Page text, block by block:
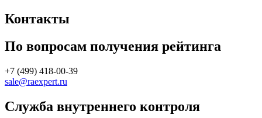
Контакты
По вопросам получения рейтинга
+7 (499) 418-00-39
sale@raexpert.ru
Служба внутреннего контроля